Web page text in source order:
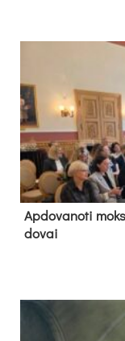
Ap­do­va­no­ti
do­vai